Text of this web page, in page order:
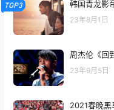
TOP3 韩国青龙影
23年8月1日
周杰伦《回
23年9月5日
2021春晚黑